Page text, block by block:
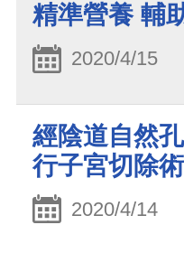
精準營養 輔
2020/4/15
經陰道自然
行子宮切除術
2020/4/14